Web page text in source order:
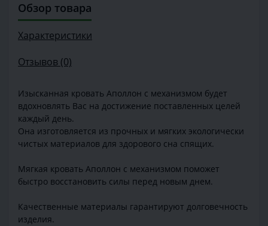
Обзор товара
Характеристики
Отзывов (0)
Изысканная кровать Аполлон с механизмом будет
вдохновлять Вас на достижение поставленных целей
каждый день.
Она изготовляется из прочных и мягких экологически
чистых материалов для здорового сна спящих.
Мягкая кровать Аполлон с механизмом поможет
быстро восстановить силы перед новым днем.
Качественные материалы гарантируют долговечность
изделия.